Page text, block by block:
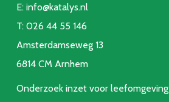
E: info@katalys.nl
T: 026 44 55 146
Amsterdamseweg 13
6814 CM Arnhem
Onderzoek inzet voor leefomgeving